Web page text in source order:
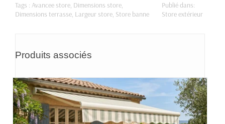
Tags : Avancee store, Dimensions store,
Dimensions terrasse, Largeur store, Store banne
Publié dans:
Store extérieur
Produits associés